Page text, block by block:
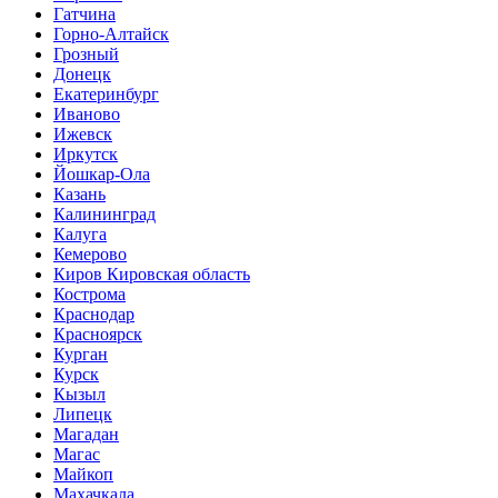
Гатчина
Горно-Алтайск
Грозный
Донецк
Екатеринбург
Иваново
Ижевск
Иркутск
Йошкар-Ола
Казань
Калининград
Калуга
Кемерово
Киров Кировская область
Кострома
Краснодар
Красноярск
Курган
Курск
Кызыл
Липецк
Магадан
Магас
Майкоп
Махачкала